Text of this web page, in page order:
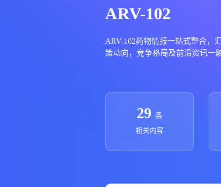
产品立项评估及管线规划
投资决策与交易估值
深度分析
投融资
时讯
基于市场数据，为您提供全面的市场
政策法规
药品生产企业
ARV-102
ARV-102药物情报一站式整合，
策动向，竞争格局及前沿资讯一
29 条
相关内容